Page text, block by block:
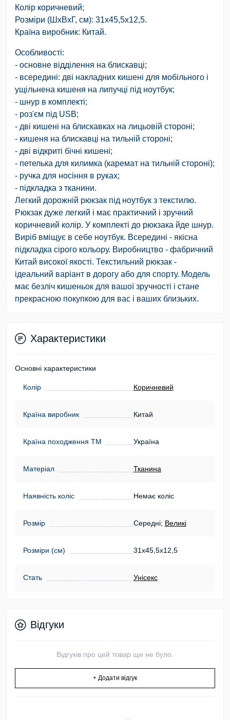
Колір коричневий;
Розміри (ШхВхГ, см): 31х45,5х12,5.
Країна виробник: Китай.
Особливості:
- основне відділення на блискавці;
- всередині: дві накладних кишені для мобільного і
ущільнена кишеня на липучці під ноутбук;
- шнур в комплекті;
- роз'єм під USB;
- дві кишені на блискавках на лицьовій стороні;
- кишеня на блискавці на тильній стороні;
- дві відкриті бічні кишені;
- петелька для килимка (каремат на тильній стороні);
- ручка для носіння в руках;
- підкладка з тканини.
Легкий дорожній рюкзак під ноутбук з текстилю.
Рюкзак дуже легкий і має практичний і зручний
коричневий колір. У комплекті до рюкзака йде шнур.
Виріб вміщує в себе ноутбук. Всередині - якісна
підкладка сірого кольору. Виробництво - фабричний
Китай високої якості. Текстильний рюкзак -
ідеальний варіант в дорогу або для спорту. Модель
має безліч кишеньок для вашої зручності і стане
прекрасною покупкою для вас і ваших близьких.
Характеристики
Основні характеристики
Колір Коричневий
Країна виробник Китай
Країна походження ТМ Україна
Матеріал Тканина
Наявність коліс Немає коліс
Розмір Середні; Великі
Розміри (см) 31х45,5х12,5
Стать Унісекс
Відгуки
Відгуків про цей товар ще не було.
+ Додати відгук